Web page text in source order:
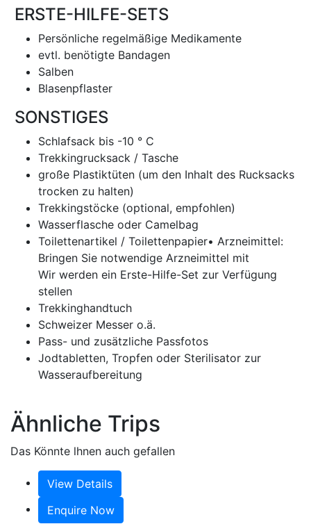
ERSTE-HILFE-SETS
Persönliche regelmäßige Medikamente
evtl. benötigte Bandagen
Salben
Blasenpflaster
SONSTIGES
Schlafsack bis -10 ° C
Trekkingrucksack / Tasche
große Plastiktüten (um den Inhalt des Rucksacks
trocken zu halten)
Trekkingstöcke (optional, empfohlen)
Wasserflasche oder Camelbag
Toilettenartikel / Toilettenpapier• Arzneimittel:
Bringen Sie notwendige Arzneimittel mit
Wir werden ein Erste-Hilfe-Set zur Verfügung
stellen
Trekkinghandtuch
Schweizer Messer o.ä.
Pass- und zusätzliche Passfotos
Jodtabletten, Tropfen oder Sterilisator zur
Wasseraufbereitung
Ähnliche Trips
Das Könnte lhnen auch gefallen
View Details
Enquire Now